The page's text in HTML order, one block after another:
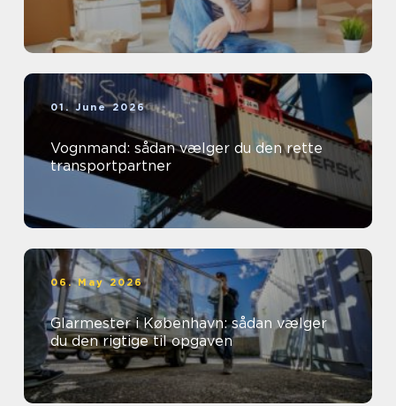
01. June 2026
Vognmand: sådan vælger du den rette
transportpartner
06. May 2026
Glarmester i København: sådan vælger
du den rigtige til opgaven